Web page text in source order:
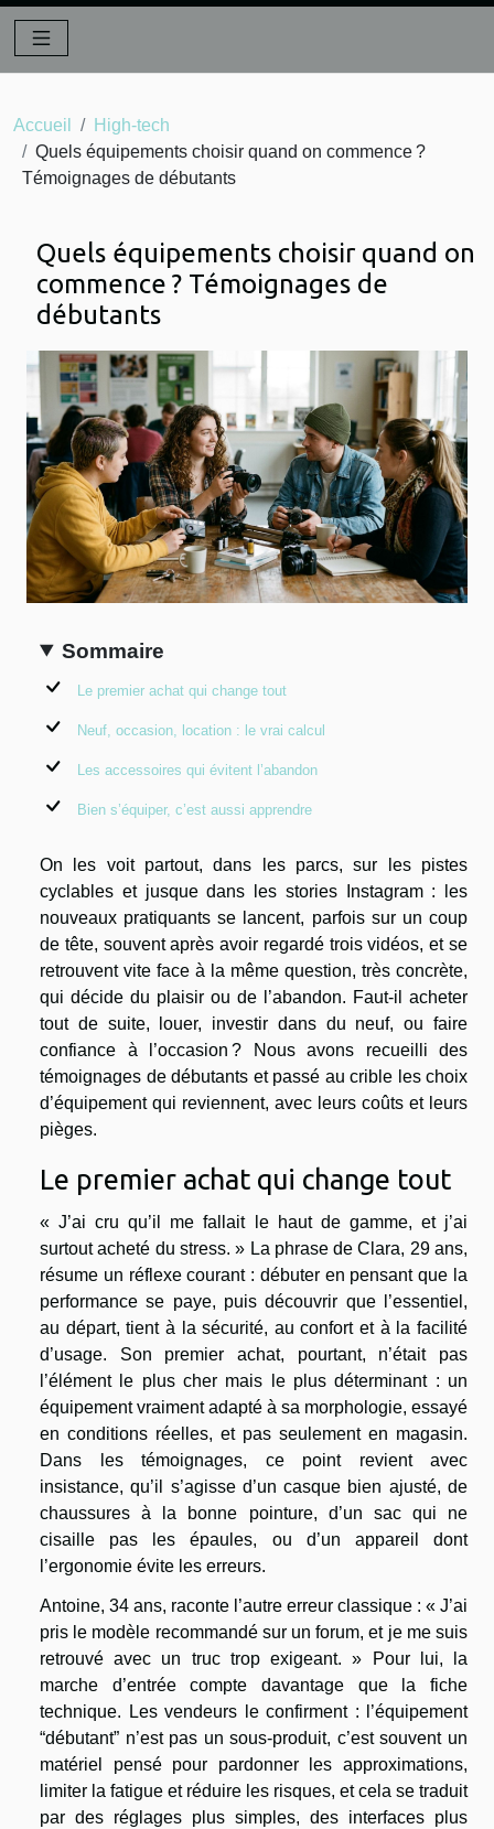
Accueil
High-tech
Quels équipements choisir quand on commence ?
Témoignages de débutants
Quels équipements choisir quand on
commence ? Témoignages de
débutants
Sommaire
Le premier achat qui change tout
Neuf, occasion, location : le vrai calcul
Les accessoires qui évitent l’abandon
Bien s’équiper, c’est aussi apprendre
On les voit partout, dans les parcs, sur les pistes
cyclables et jusque dans les stories Instagram : les
nouveaux pratiquants se lancent, parfois sur un coup
de tête, souvent après avoir regardé trois vidéos, et se
retrouvent vite face à la même question, très concrète,
qui décide du plaisir ou de l’abandon. Faut-il acheter
tout de suite, louer, investir dans du neuf, ou faire
confiance à l’occasion ? Nous avons recueilli des
témoignages de débutants et passé au crible les choix
d’équipement qui reviennent, avec leurs coûts et leurs
pièges.
Le premier achat qui change tout
« J’ai cru qu’il me fallait le haut de gamme, et j’ai
surtout acheté du stress. » La phrase de Clara, 29 ans,
résume un réflexe courant : débuter en pensant que la
performance se paye, puis découvrir que l’essentiel,
au départ, tient à la sécurité, au confort et à la facilité
d’usage. Son premier achat, pourtant, n’était pas
l’élément le plus cher mais le plus déterminant : un
équipement vraiment adapté à sa morphologie, essayé
en conditions réelles, et pas seulement en magasin.
Dans les témoignages, ce point revient avec
insistance, qu’il s’agisse d’un casque bien ajusté, de
chaussures à la bonne pointure, d’un sac qui ne
cisaille pas les épaules, ou d’un appareil dont
l’ergonomie évite les erreurs.
Antoine, 34 ans, raconte l’autre erreur classique : « J’ai
pris le modèle recommandé sur un forum, et je me suis
retrouvé avec un truc trop exigeant. » Pour lui, la
marche d’entrée compte davantage que la fiche
technique. Les vendeurs le confirment : l’équipement
“débutant” n’est pas un sous-produit, c’est souvent un
matériel pensé pour pardonner les approximations,
limiter la fatigue et réduire les risques, et cela se traduit
par des réglages plus simples, des interfaces plus